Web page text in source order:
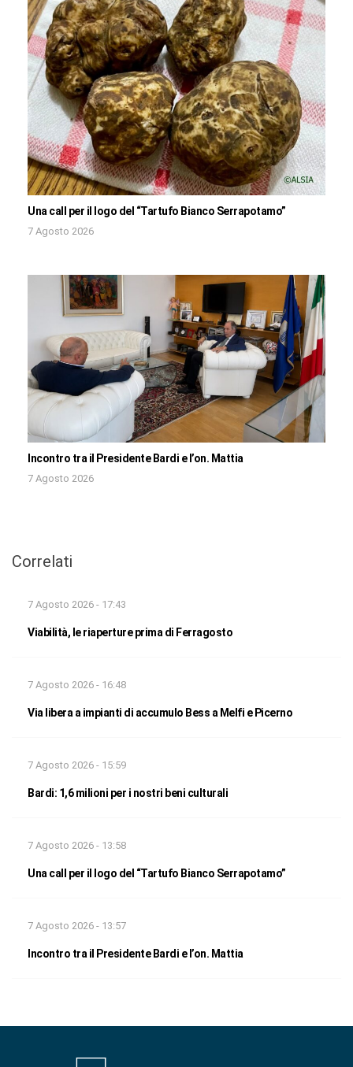
Una call per il logo del “Tartufo Bianco Serrapotamo”
7 Agosto 2026
Incontro tra il Presidente Bardi e l’on. Mattia
7 Agosto 2026
Correlati
7 Agosto 2026 - 17:43
Viabilità, le riaperture prima di Ferragosto
7 Agosto 2026 - 16:48
Via libera a impianti di accumulo Bess a Melfi e Picerno
7 Agosto 2026 - 15:59
Bardi: 1,6 milioni per i nostri beni culturali
7 Agosto 2026 - 13:58
Una call per il logo del “Tartufo Bianco Serrapotamo”
7 Agosto 2026 - 13:57
Incontro tra il Presidente Bardi e l’on. Mattia